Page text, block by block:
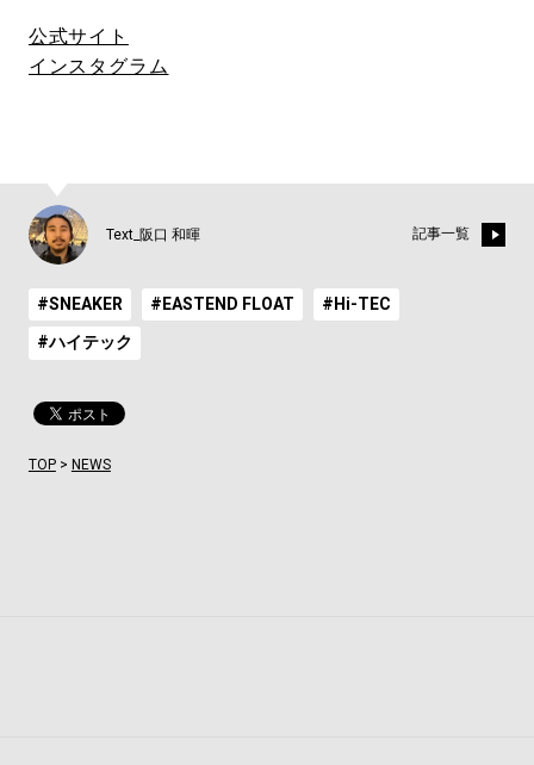
公式サイト
インスタグラム
Text_阪口 和暉 記事一覧
#SNEAKER #EASTEND FLOAT #Hi-TEC
#ハイテック
TOP> NEWS